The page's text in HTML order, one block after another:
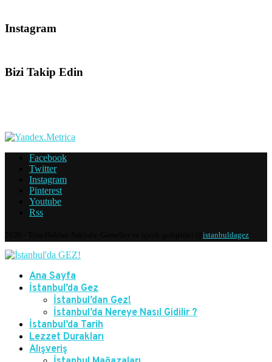
Instagram
Bizi Takip Edin
Facebook
Twitter
Instagram
Pinterest
Youtube
Rss
istanbuldagez
Ana Sayfa
İstanbul’da Gez
İstanbul’dan Gez!
İstanbul’da Nereye Nasıl Gidilir ?
İstanbul’da Tarih
Lezzet Durakları
Alışveriş